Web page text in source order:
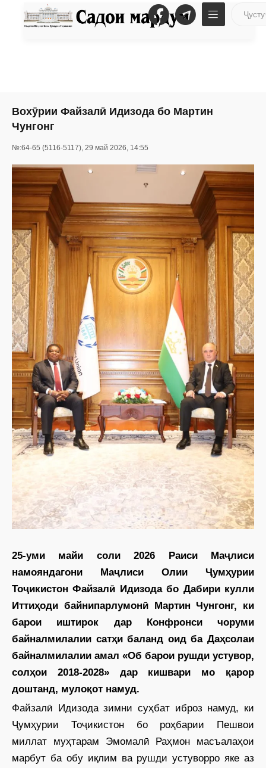
Вохӯрии Файзалӣ Идизода бо Мартин
Чунгонг
№:64-65 (5116-5117), 29 май 2026, 14:55
25-уми майи соли 2026 Раиси Маҷлиси
намояндагони Маҷлиси Олии Ҷумҳурии
Тоҷикистон Файзалӣ Идизода бо Дабири кулли
Иттиҳоди байнипарлумонӣ Мартин Чунгонг, ки
барои иштирок дар Конфронси чоруми
байналмилалии сатҳи баланд оид ба Даҳсолаи
байналмилалии амал «Об барои рушди устувор,
солҳои 2018-2028» дар кишвари мо қарор
доштанд, мулоқот намуд.
Файзалӣ Идизода зимни суҳбат иброз намуд, ки
Ҷумҳурии Тоҷикистон бо роҳбарии Пешвои
миллат муҳтарам Эмомалӣ Раҳмон масъалаҳои
марбут ба обу иқлим ва рушди устуворро яке аз